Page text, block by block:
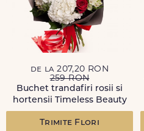
de la 207,20 RON
259 RON
Buchet trandafiri rosii si
hortensii Timeless Beauty
Trimite Flori